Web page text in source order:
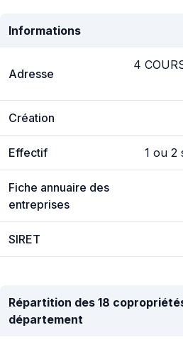
Informations
Adresse
4
Création
Effectif 1 ou 2
Fiche annuaire des
entreprises
SIRET
Répartition des 18
département